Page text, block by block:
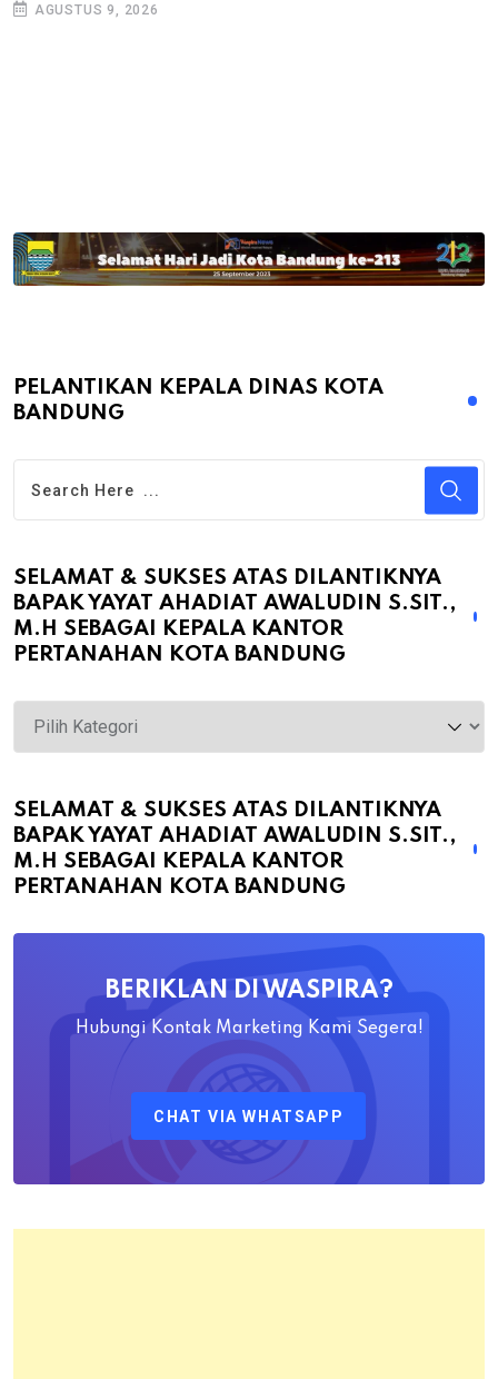
AGUSTUS 9, 2026
PELANTIKAN KEPALA DINAS KOTA
BANDUNG
SELAMAT & SUKSES ATAS DILANTIKNYA
BAPAK YAYAT AHADIAT AWALUDIN S.SIT.,
M.H SEBAGAI KEPALA KANTOR
PERTANAHAN KOTA BANDUNG
Selamat
&
atas
Dilantiknya
Bapak
Ahadiat
Pertanahan
Kota
SELAMAT & SUKSES ATAS DILANTIKNYA
BAPAK YAYAT AHADIAT AWALUDIN S.SIT.,
M.H SEBAGAI KEPALA KANTOR
PERTANAHAN KOTA BANDUNG
BERIKLAN DI WASPIRA?
Hubungi Kontak Marketing Kami Segera!
CHAT VIA WHATSAPP